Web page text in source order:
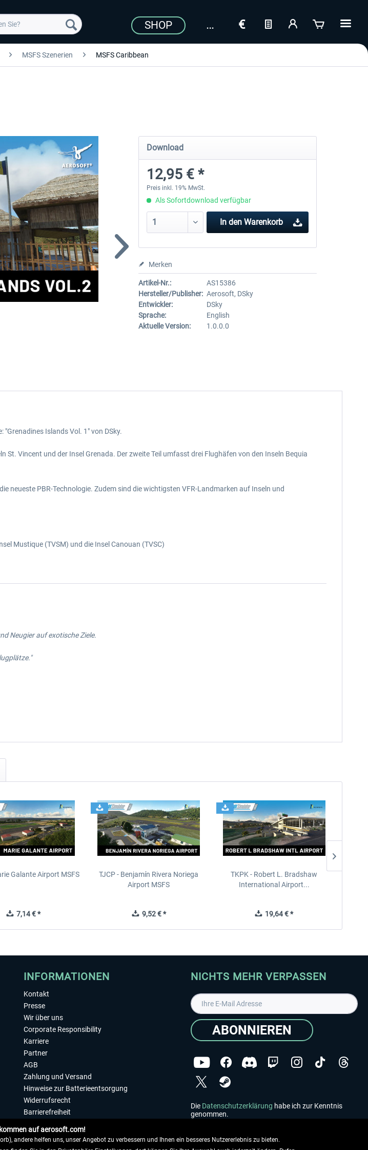
SHOP
MSFS Szenerien MSFS Caribbean
Download
12,95 € *
Preis inkl. 19% MwSt.
Als Sofortdownload verfügbar
In den Warenkorb
Merken
Artikel-Nr.:
AS15386
Hersteller/Publisher: Aerosoft, DSky
Entwickler:
DSky
Sprache:
English
Aktuelle Version:
1.0.0.0
Islands Vol. 1" von DSky.
St. Vincent und der Insel Grenada. Der zweite Teil umfasst drei Flughäfen von den Inseln Bequia
neueste PBR-Technologie. Zudem sind die wichtigsten VFR-Landmarken auf Inseln und
Mustique (TVSM) und die Insel Canouan (TVSC)
Neugier auf exotische Ziele.
Galante Airport MSFS
7,14 € *
TJCP - Benjamín Rivera Noriega
Airport MSFS
9,52 € *
TKPK - Robert L. Bradshaw
International Airport...
19,64 € *
INFORMATIONEN
Kontakt
Presse
Wir über uns
Corporate Responsibility
Karriere
Partner
AGB
Zahlung und Versand
Hinweise zur Batterieentsorgung
Widerrufsrecht
Barrierefreiheit
Impressum
NICHTS MEHR VERPASSEN
ABONNIEREN
Die Datenschutzerklärung habe ich zur Kenntnis
genommen.
auf aerosoft.com!
andere helfen uns, unser Angebot zu verbessern und Ihnen ein besseres Nutzererlebnis zu bieten.